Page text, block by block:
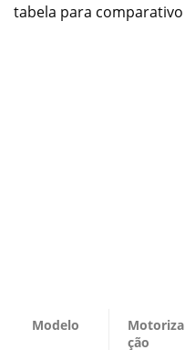
tabela para
Modelo
Motoriza
ção